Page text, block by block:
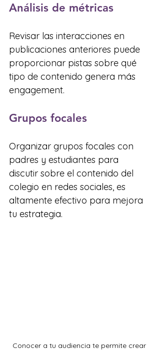
Análisis de métricas
Revisar las interacciones en
publicaciones anteriores puede
proporcionar pistas sobre qué
tipo de contenido genera más
engagement.
Grupos focales
Organizar grupos focales con
padres y estudiantes para
discutir sobre el contenido del
colegio en redes sociales, es
altamente efectivo para mejora
tu estrategia.
Conocer a tu audiencia te permite crear